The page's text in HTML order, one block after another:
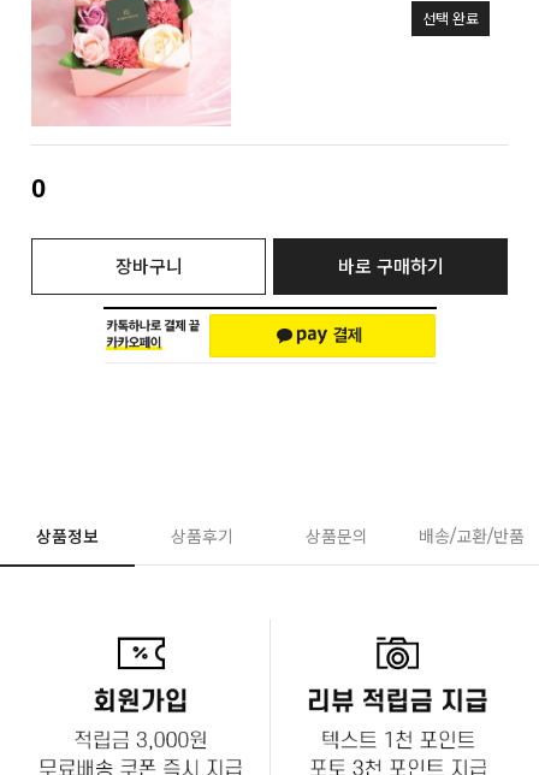
선택 완료
0
장바구니 바로 구매하기
상품정보 상품후기 상품문의 배송/교환/반품